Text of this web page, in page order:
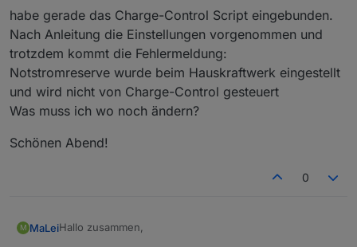
habe gerade das Charge-Control Script eingebunden.
Nach Anleitung die Einstellungen vorgenommen und
trotzdem kommt die Fehlermeldung:
Notstromreserve wurde beim Hauskraftwerk eingestellt
und wird nicht von Charge-Control gesteuert
Was muss ich wo noch ändern?
Schönen Abend!
0
M MaLeiHallo zusammen,